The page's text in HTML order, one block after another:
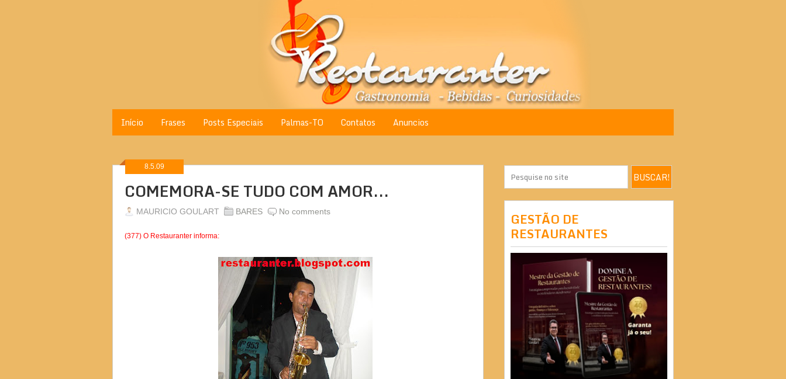
Início Frases Posts Especiais Palmas-TO Contatos Anuncios
8.5.09
COMEMORA-SE TUDO COM AMOR...
MAURICIO GOULART BARES No comments
(377) O Restauranter informa:
GESTÃO DE
RESTAURANTES